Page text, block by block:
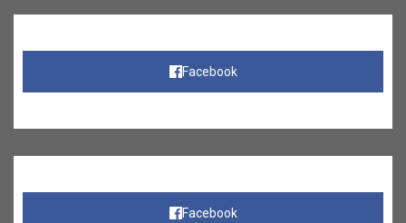
Facebook
Facebook